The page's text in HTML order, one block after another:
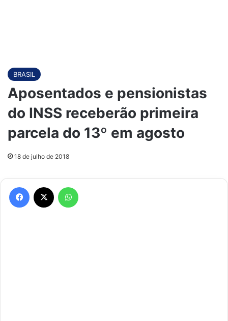
BRASIL
Aposentados e pensionistas
do INSS receberão primeira
parcela do 13º em agosto
18 de julho de 2018